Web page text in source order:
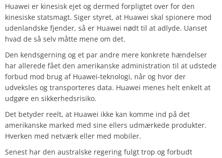
Huawei er kinesisk ejet og dermed forpligtet over for den
kinesiske statsmagt. Siger styret, at Huawei skal spionere mod
udenlandske fjender, så er Huawei nødt til at adlyde. Uanset
hvad de så selv måtte mene om det.
Den kendsgerning og et par andre mere konkrete hændelser
har allerede fået den amerikanske administration til at udstede
forbud mod brug af Huawei-teknologi, når og hvor der
udveksles og transporteres data. Huawei menes helt enkelt at
udgøre en sikkerhedsrisiko.
Det betyder reelt, at Huawei ikke kan komme ind på det
amerikanske marked med sine ellers udmærkede produkter.
Hverken med netværk eller med mobiler.
Senest har den australske regering fulgt trop og forbudt